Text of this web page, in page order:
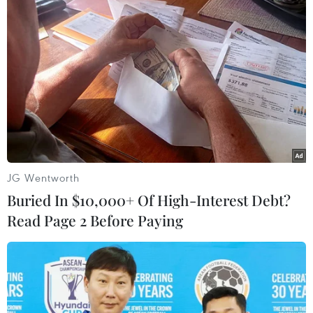
UAE thông báo 4 tàu thương mại bị tấn
công ngoài eo biển Hormuz
13/05/2019 01:30
JG Wentworth
Buried In $10,000+ Of High-Interest Debt?
Read Page 2 Before Paying